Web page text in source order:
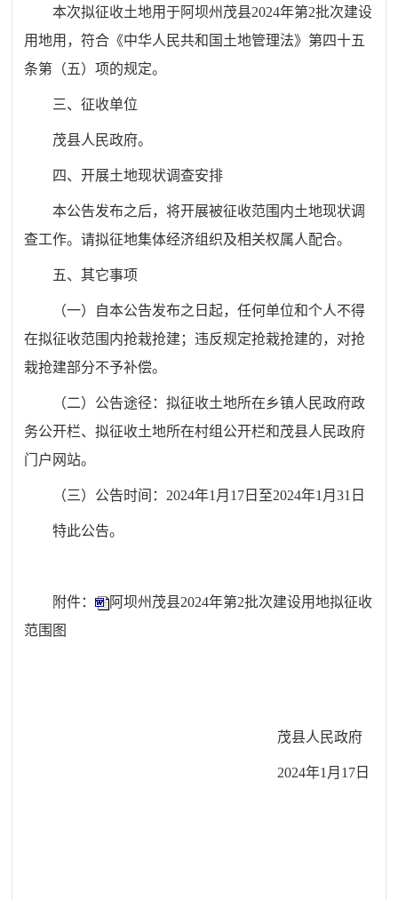
本次拟征收土地用于阿坝州茂县2024年第2批次建设
用地用，符合《中华人民共和国土地管理法》第四十五
条第（五）项的规定。
三、征收单位
茂县人民政府。
四、开展土地现状调查安排
本公告发布之后，将开展被征收范围内土地现状调
查工作。请拟征地集体经济组织及相关权属人配合。
五、其它事项
（一）自本公告发布之日起，任何单位和个人不得
在拟征收范围内抢栽抢建；违反规定抢栽抢建的，对抢
栽抢建部分不予补偿。
（二）公告途径：拟征收土地所在乡镇人民政府政
务公开栏、拟征收土地所在村组公开栏和茂县人民政府
门户网站。
（三）公告时间：2024年1 月 1 7 日至2024年1 月31 日
特此公告。
附件：
阿坝州茂县2024年第2批次建设用地拟征收
范围图
茂县人民政府
2024年1 月 1 7日